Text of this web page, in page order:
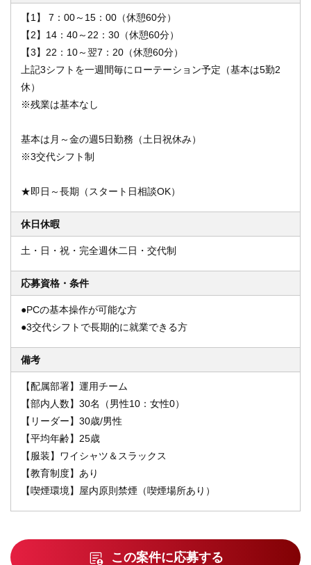
【1】 7：00～15：00（休憩60分）
【2】14：40～22：30（休憩60分）
【3】22：10～翌7：20（休憩60分）
上記3シフトを一週間毎にローテーション予定（基本は5勤2
休）
※残業は基本なし
基本は月～金の週5日勤務（土日祝休み）
※3交代シフト制
★即日～長期（スタート日相談OK）
休日休暇
土・日・祝・完全週休二日・交代制
応募資格・条件
●PCの基本操作が可能な方
●3交代シフトで長期的に就業できる方
備考
【配属部署】運用チーム
【部内人数】30名（男性10：女性0）
【リーダー】30歳/男性
【平均年齢】25歳
【服装】ワイシャツ＆スラックス
【教育制度】あり
【喫煙環境】屋内原則禁煙（喫煙場所あり）
この案件に応募する